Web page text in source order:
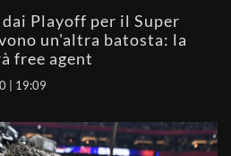
Playoff per il Super
un'altra batosta: la
free agent
| 19:09